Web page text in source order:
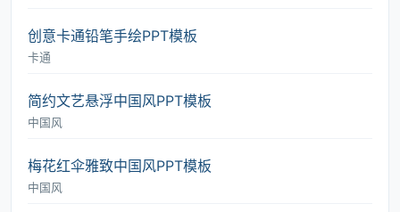
创意卡通铅笔手绘PPT模板
卡通
简约文艺悬浮中国风PPT模板
中国风
梅花红伞雅致中国风PPT模板
中国风